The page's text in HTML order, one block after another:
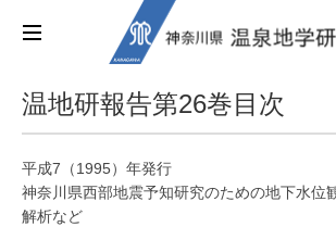
温地研報告第26巻目次
平成7（1995）年発行
神奈川県西部地震予知研究のための地下水位
解析など